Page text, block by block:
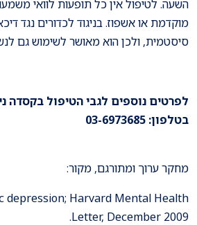
השעה. לטיפול אין כל תופעות לוואי
מוקדמת או אשפוז. בניגוד לכדורים נגד
סיסטמית, ולכן הוא מאושר לשימוש גם
לפרטים נוספים לגבי הטיפול בקסדה
בטלפון: 03-6973685
מחקר ערוך ומתורגם, מקור:
depression; Harvard Mental Health
Letter, December 2009.